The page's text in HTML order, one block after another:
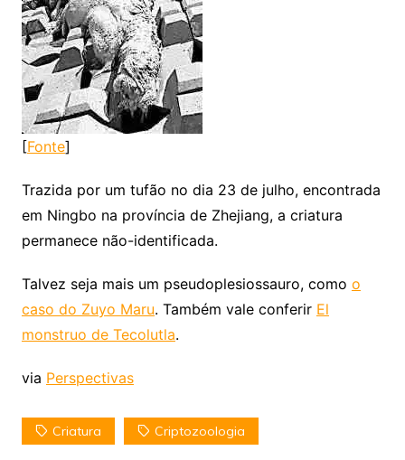
[Fonte]
Trazida por um tufão no dia 23 de julho, encontrada
em Ningbo na província de Zhejiang, a criatura
permanece não-identificada.
Talvez seja mais um pseudoplesiossauro, como o
caso do Zuyo Maru. Também vale conferir El
monstruo de Tecolutla.
via Perspectivas
Criatura Criptozoologia